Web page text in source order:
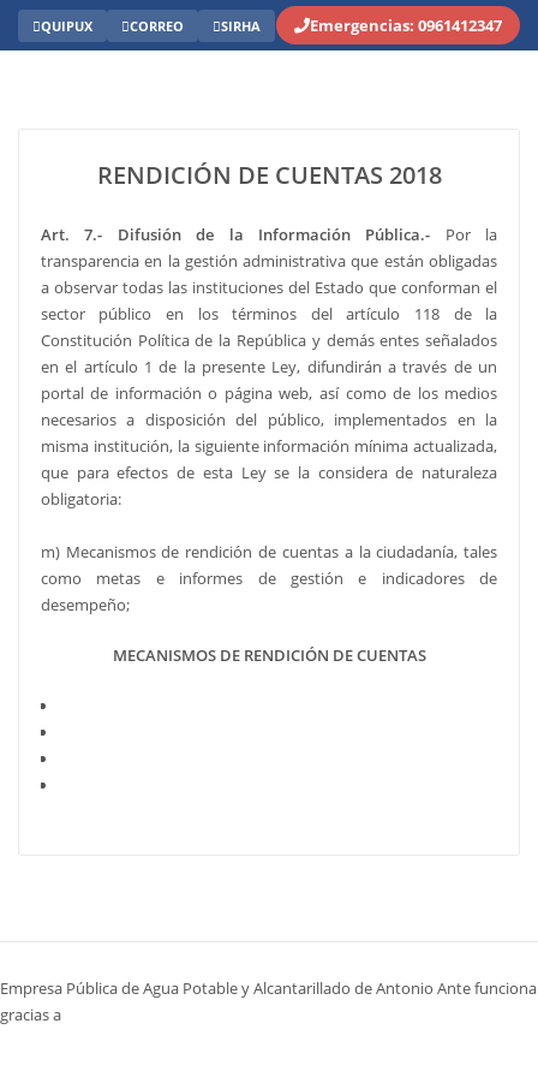
QUIPUX CORREO SIRHA Emergencias: 0961412347
RENDICIÓN DE CUENTAS 2018
Art. 7.- Difusión de la Información Pública.- Por la
transparencia en la gestión administrativa que están obligadas
a observar todas las instituciones del Estado que conforman el
sector público en los términos del artículo 118 de la
Constitución Política de la República y demás entes señalados
en el artículo 1 de la presente Ley, difundirán a través de un
portal de información o página web, así como de los medios
necesarios a disposición del público, implementados en la
misma institución, la siguiente información mínima actualizada,
que para efectos de esta Ley se la considera de naturaleza
obligatoria:
m) Mecanismos de rendición de cuentas a la ciudadanía, tales
como metas e informes de gestión e indicadores de
desempeño;
MECANISMOS DE RENDICIÓN DE CUENTAS
Empresa Pública de Agua Potable y Alcantarillado de Antonio Ante funciona
gracias a